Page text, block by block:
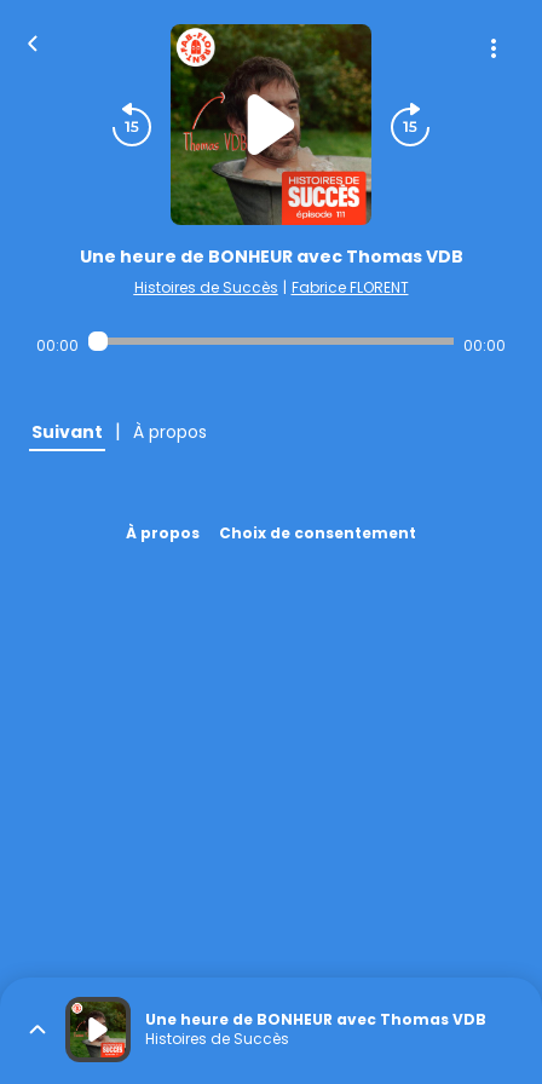
Une heure de BONHEUR avec Thomas VDB
Histoires de Succès | Fabrice FLORENT
00:00 00:00
Suivant | À propos
À propos Choix de consentement
Une heure de BONHEUR avec Thomas VDB
Histoires de Succès